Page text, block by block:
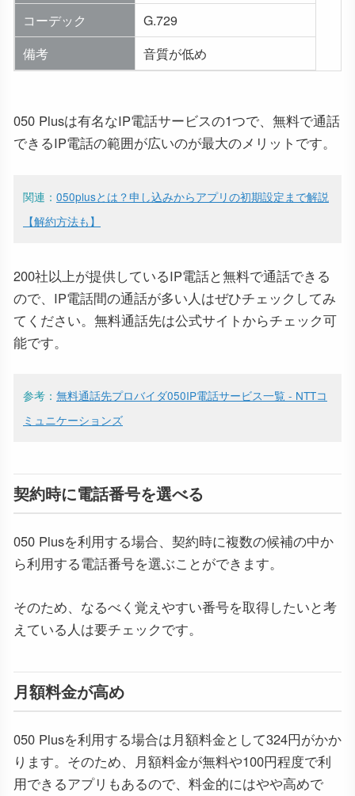
コーデック
G.729
備考
音質が低め
050 Plusは有名なIP電話サービスの1つで、無料で通話
できるIP電話の範囲が広いのが最大のメリットです。
関連： 050plusとは？申し込みからアプリの初期設定まで解説
【解約方法も】
200社以上が提供しているIP電話と無料で通話できる
ので、IP電話間の通話が多い人はぜひチェックしてみ
てください。無料通話先は公式サイトからチェック可
能です。
参考： 無料通話先プロバイダ050IP電話サービス一覧 - NTTコ
ミュニケーションズ
契約時に電話番号を選べる
050 Plusを利用する場合、契約時に複数の候補の中か
ら利用する電話番号を選ぶことができます。
そのため、なるべく覚えやすい番号を取得したいと考
えている人は要チェックです。
月額料金が高め
050 Plusを利用する場合は月額料金として324円がかか
ります。そのため、月額料金が無料や100円程度で利
用できるアプリもあるので、料金的にはやや高めで